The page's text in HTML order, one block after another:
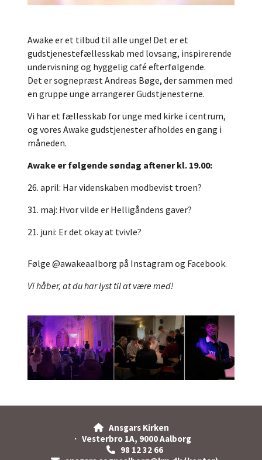
Awake er et tilbud til alle unge! Det er et
gudstjenestefællesskab med lovsang, inspirerende
undervisning og hyggelig café efterfølgende.
Det er sognepræst Andreas Bøge, der sammen med
en gruppe unge arrangerer Gudstjenesterne.
Vi har et fællesskab for unge med kirke i centrum,
og vores Awake gudstjenester afholdes en gang i
måneden.
Awake er følgende søndag aftener kl. 19.00:
26. april: Har videnskaben modbevist troen?
31. maj: Hvor vilde er Helligåndens gaver?
21. juni: Er det okay at tvivle?
Følge @awakeaalborg på Instagram og Facebook.
Vi håber, at du har lyst til at være med!
Ansgars Kirken
· Vesterbro 1A, 9000 Aalborg
98 12 32 66